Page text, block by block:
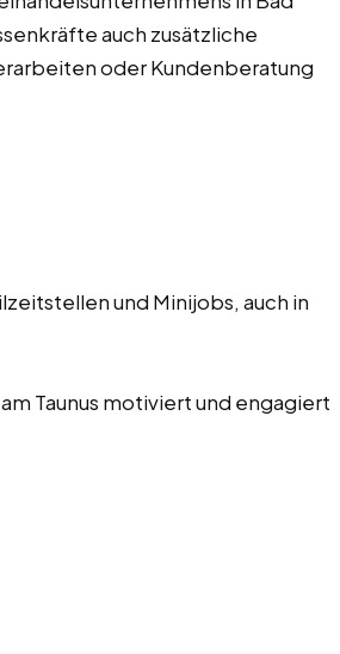
auch zusätzliche
oder Kundenberatung
und Minijobs, auch in
Taunus motiviert und engagiert